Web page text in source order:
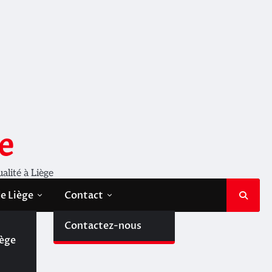
à Liège
Liège Contact
Contactez-nous